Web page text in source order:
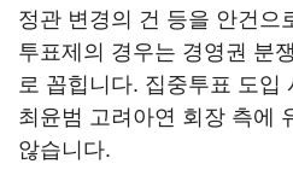
정관 변경의 건 등을 안건으
투표제의 경우는 경영권 분
로 꼽힙니다. 집중투표 도입
최윤범 고려아연 회장 측에
않습니다.